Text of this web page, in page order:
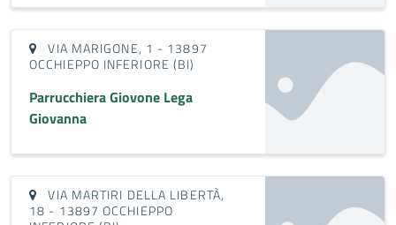
VIA MARIGONE, 1 - 13897
OCCHIEPPO INFERIORE (BI)
Parrucchiera Giovone Lega
Giovanna
VIA MARTIRI DELLA LIBERTÀ,
18 - 13897 OCCHIEPPO